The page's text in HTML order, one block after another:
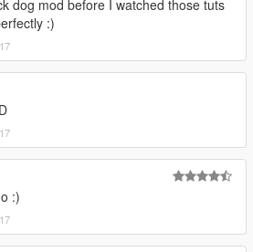
dog mod before I watched those tuts
:)
:)